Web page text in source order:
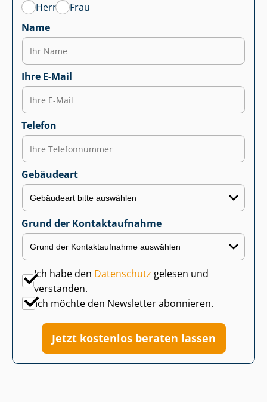
Herr
Frau
Name
Ihre E-Mail
Telefon
Gebäudeart
Grund der Kontaktaufnahme
Ich habe den Datenschutz gelesen und
verstanden.
Ich möchte den Newsletter abonnieren.
Jetzt kostenlos beraten lassen